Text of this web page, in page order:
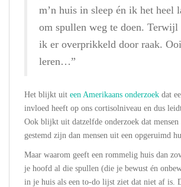
m’n huis in sleep én ik het heel
om spullen weg te doen.
ik er overprikkeld door raak.
leren…”
Het blijkt uit een Amerikaans onderzoek dat
invloed heeft op ons cortisolniveau en dus
Ook blijkt uit datzelfde onderzoek dat mensen
gestemd zijn dan mensen uit een opgeruimd
Maar waarom geeft een rommelig huis dan
je hoofd al die spullen (die je bewust én
in je huis als een to-do lijst ziet dat niet af is.